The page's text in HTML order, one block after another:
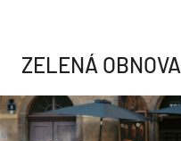
ZELENÁ OBNOVA